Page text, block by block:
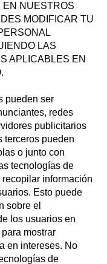
EN NUESTROS
MODIFICAR TU
LAS
APLICABLES EN
pueden ser
redes
publicitarios
terceros pueden
o junto con
tecnologías de
información
Esto puede
sobre el
los usuarios en
mostrar
en intereses. No
de